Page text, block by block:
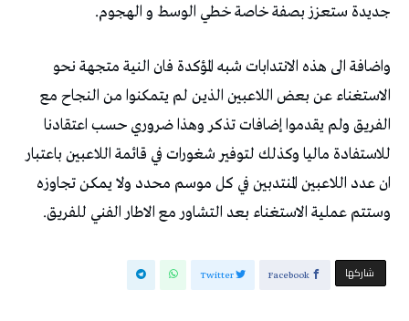
جديدة ستعزز بصفة خاصة خطي الوسط و الهجوم.
واضافة الى هذه الانتدابات شبه المؤكدة فان النية متجهة نحو
الاستغناء عن بعض اللاعبين الذين لم يتمكنوا من النجاح مع
الفريق ولم يقدموا إضافات تذكر وهذا ضروري حسب اعتقادنا
للاستفادة ماليا وكذلك لتوفير شغورات في قائمة اللاعبين باعتبار
ان عدد اللاعبين المنتدبين في كل موسم محدد ولا يمكن تجاوزه
وستتم عملية الاستغناء بعد التشاور مع الاطار الفني للفريق.
‫‫ شاركها‬ Facebook
Twitter